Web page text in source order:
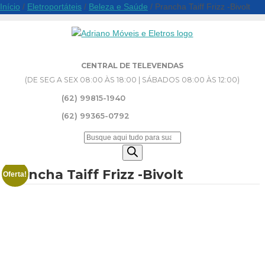
CENTRAL DE TELEVENDAS
(DE SEG A SEX 08:00 ÀS 18:00 | SÁBADOS 08:00 ÀS 12:00)
(62) 99815-1940
(62) 99365-0792
Pesquisar
Início / Eletroportáteis / Beleza e Saúde / Prancha Taiff Frizz -Bivolt
Prancha Taiff Frizz -Bivolt
Oferta!